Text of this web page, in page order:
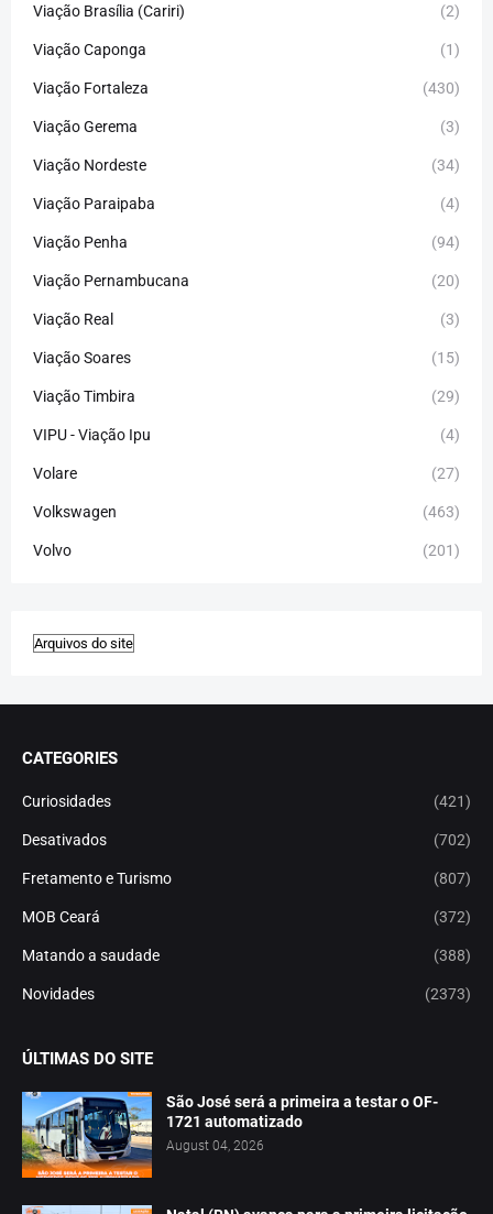
Viação Brasília (Cariri) (2)
Viação Caponga (1)
Viação Fortaleza (430)
Viação Gerema (3)
Viação Nordeste (34)
Viação Paraipaba (4)
Viação Penha (94)
Viação Pernambucana (20)
Viação Real (3)
Viação Soares (15)
Viação Timbira (29)
VIPU - Viação Ipu (4)
Volare (27)
Volkswagen (463)
Volvo (201)
CATEGORIES
Curiosidades (421)
Desativados (702)
Fretamento e Turismo (807)
MOB Ceará (372)
Matando a saudade (388)
Novidades (2373)
ÚLTIMAS DO SITE
São José será a primeira a testar o OF-
1721 automatizado
August 04, 2026